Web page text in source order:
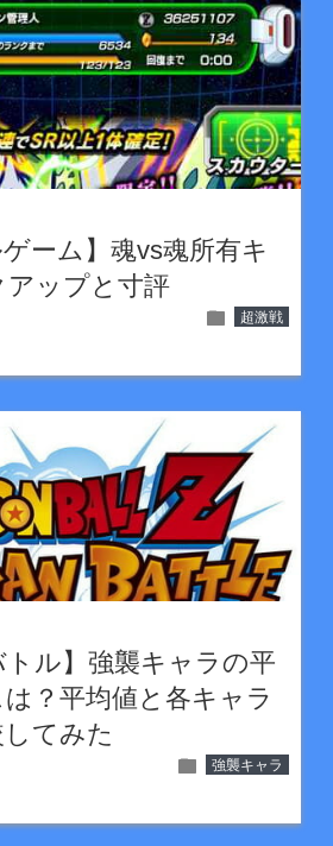
ゲーム】魂vs魂所有キ
アップと寸評
folder 超激戦
トル】強襲キャラの平
？平均値と各キャラ
てみた
folder 強襲キャラ